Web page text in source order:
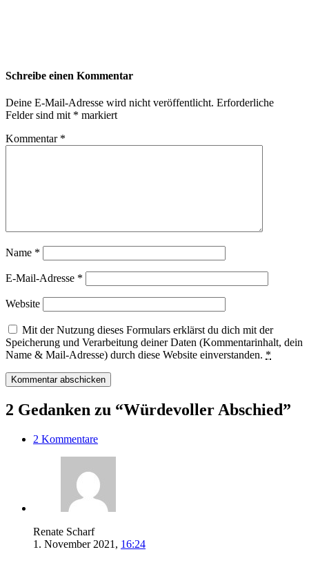
Schreibe einen Kommentar
Deine E-Mail-Adresse wird nicht veröffentlicht. Erforderliche
Felder sind mit * markiert
Kommentar *
Name *
E-Mail-Adresse *
Website
Mit der Nutzung dieses Formulars erklärst du dich mit der
Speicherung und Verarbeitung deiner Daten (Kommentarinhalt, dein
Name & Mail-Adresse) durch diese Website einverstanden. *
2 Gedanken zu “Würdevoller Abschied”
2 Kommentare
Renate Scharf
1. November 2021, 16:24